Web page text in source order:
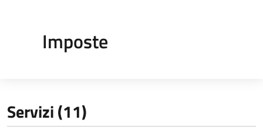
Imposte
Servizi (11)